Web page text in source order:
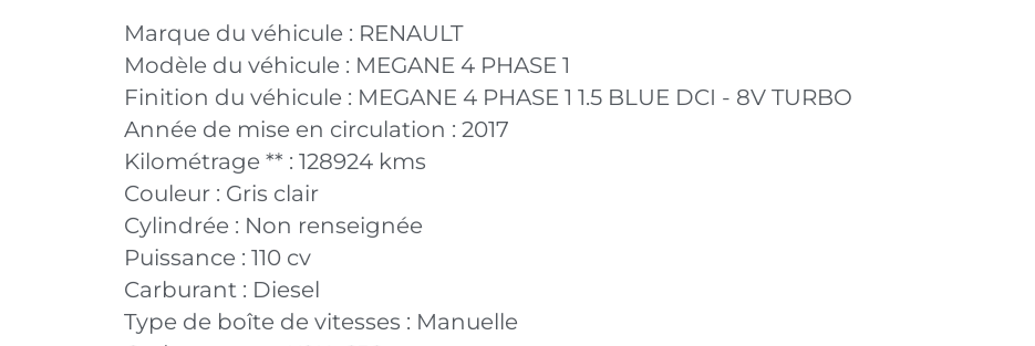
Marque du véhicule : RENAULT
Modèle du véhicule : MEGANE 4 PHASE 1
Finition du véhicule : MEGANE 4 PHASE 1 1.5 BLUE DCI - 8V TURBO
Année de mise en circulation : 2017
Kilométrage ** : 128924 kms
Couleur : Gris clair
Cylindrée : Non renseignée
Puissance : 110 cv
Carburant : Diesel
Type de boîte de vitesses : Manuelle